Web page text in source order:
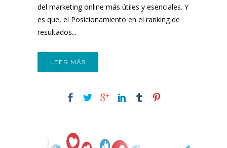
del marketing online más útiles y esenciales. Y
es que, el Posicionamiento en el ranking de
resultados...
LEER MÁS